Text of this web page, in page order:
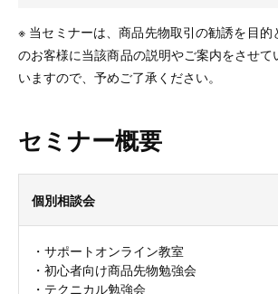
※ 当セミナーは、商品先物取引の勧誘を目的
のお客様に当該商品の説明やご案内をさせ
いますので、予めご了承ください。
セミナー概要
個別相談会
・サポートオンライン教室
・初心者向け商品先物勉強会
・テクニカル勉強会